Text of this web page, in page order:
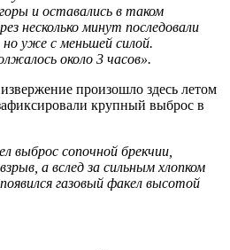
и оставались в таком
несколько минут последовали
уже с меньшей силой.
около 3 часов».
произошло здесь летом
крупный выброс в
выброс сопочной брекчии,
а вслед за сильным хлопком
газовый факел высотой